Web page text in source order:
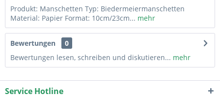
Produkt: Manschetten Typ: Biedermeiermanschetten
Material: Papier Format: 10cm/23cm... mehr
Bewertungen
0
Bewertungen lesen, schreiben und diskutieren... mehr
Service Hotline